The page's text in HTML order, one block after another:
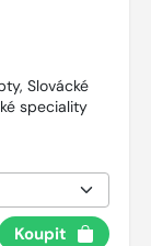
Slovácké
speciality
Koupit